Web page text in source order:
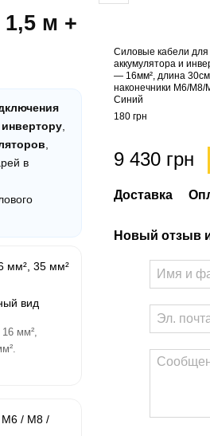
м +
в
мм²,
Силовые кабели для
аккумулятора и
— 16мм², длина
наконечники М6/М8/
Синий
180 грн
9 430 грн
Доставка
Новый отзыв